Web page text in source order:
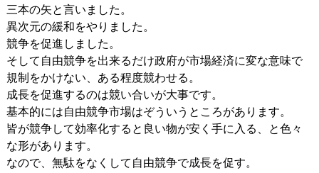
三本の矢と言いました。
異次元の緩和をやりました。
競争を促進しました。
そして自由競争を出来るだけ政府が市場経済に変な意味で
規制をかけない、ある程度競わせる。
成長を促進するのは競い合いが大事です。
基本的には自由競争市場はぞういうところがあります。
皆が競争して効率化すると良い物が安く手に入る、と色々
な形があります。
なので、無駄をなくして自由競争で成長を促す。